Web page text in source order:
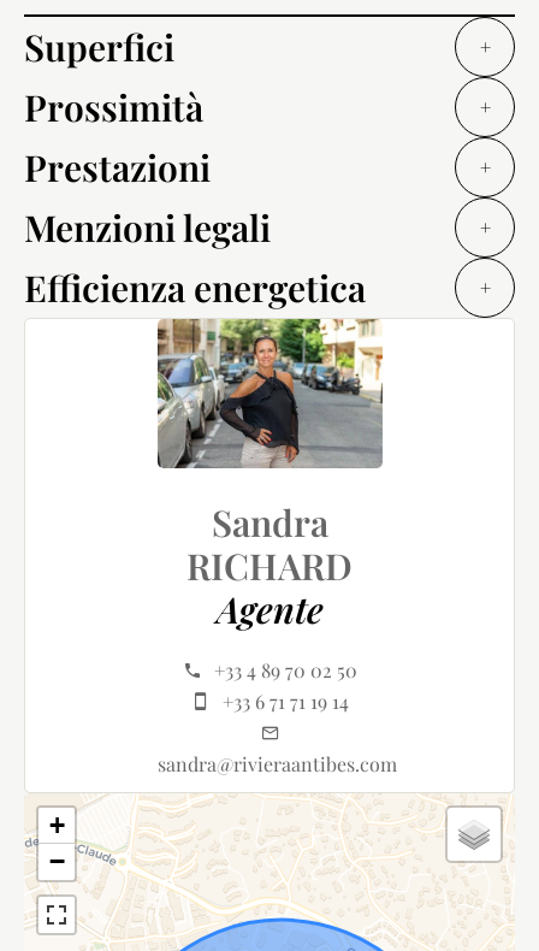
Superfici +
Prossimità +
Prestazioni +
Menzioni legali +
Efficienza energetica +
Sandra
RICHARD
Agente
+33 4 89 70 02 50
+33 6 71 71 19 14
sandra@rivieraantibes.com
+
−